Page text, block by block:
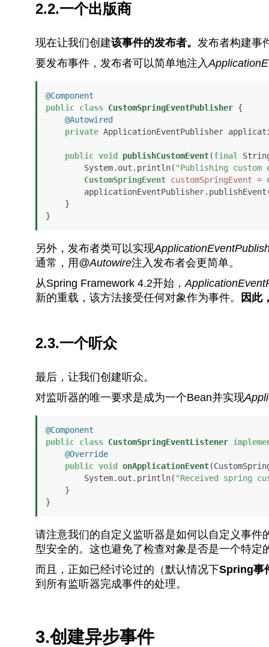
2.2.一个出版商
现在让我们创建该事件的发布者。 发布者构建事
要发布事件，发布者可以简单地注入
@Component
public class CustomSpringEventPublisher {
@Autowired
private ApplicationEventPublisher
public void publishCustomEvent(final String
        System.out.println(
"Publishing custom
CustomSpringEvent customSpringEvent =
}
另外，发布者类可以实现
通常，用 @Autowire注入发布者会更简单。
从Spring Framework 4.2开始，
新的重载，该方法接受任何对象作为事件。
因此
2.3.一个听众
最后，让我们创建听众。
对监听器的唯一要求是成为一个Bean并实现
@Component
public class CustomSpringEventListener
@Override
public void onApplicationEvent
        System.out.println(
"Received spring
}
请注意我们的自定义监听器是如何以自定义事件
型安全的。这也避免了检查对象是否是一个特定
而且，正如已经讨论过的（默认情况下Spring事
到所有监听器完成事件的处理。
3.创建异步事件